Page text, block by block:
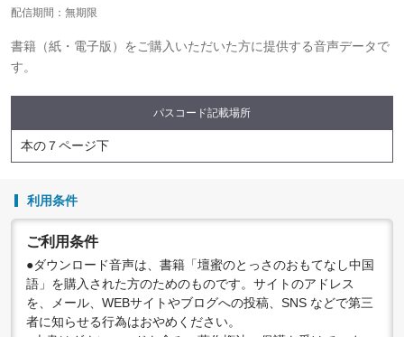
配信期間：無期限
書籍（紙・電子版）をご購入いただいた方に提供する音声データで
す。
パスコード記載場所
本の７ページ下
利用条件
ご利用条件
●ダウンロード音声は、書籍「壇蜜のとっさのおもてなし中国
語」を購入された方のためのものです。サイトのアドレス
を、メール、WEBサイトやブログへの投稿、SNS などで第三
者に知らせる行為はおやめください。